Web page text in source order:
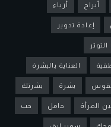
أبراج أزياء
إعادة تدوير
التوتر
العناية بالبشرة
بشرة بشرتك
المرأة حامل حب
سوبر إيف